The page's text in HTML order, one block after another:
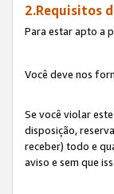
2.Requisitos
Para estar apto a
Você deve nos
Se você violar
disposição,
receber) todo e
aviso e sem que